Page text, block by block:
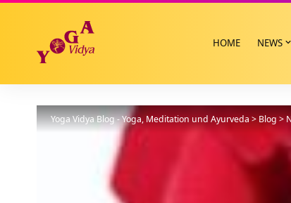
HOME NEWS
Yoga Vidya Blog - Yoga, Meditation und Ayurveda>Blog>